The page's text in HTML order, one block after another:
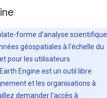
forme d'analyse scientifique
géospatiales à l'échelle du
pour les utilisateurs
Engine est un outil libre
et les organisations à
demander l'accès à